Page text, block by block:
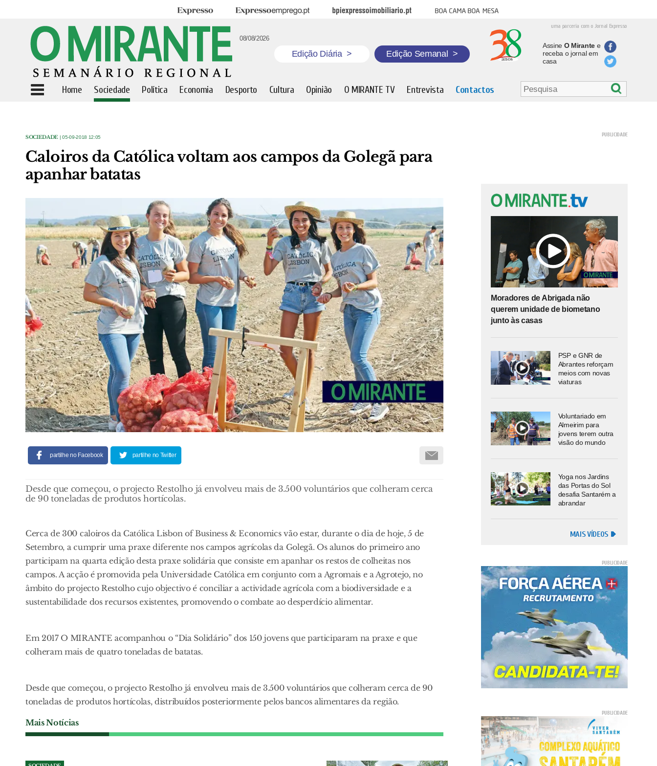
Expresso Expresso Emprego BPI Expresso Imobiliário Boa cama boa mesa
uma parceria com o Jornal Expresso
08/08/2026
Edição Diária > Edição Semanal >
Assine O Mirantee
receba o jornal em
casa
Home Sociedade Política Economia Desporto Cultura Opinião O MIRANTE TV Entrevista Contactos
SOCIEDADE | 05-09-2018 12:05
Caloiros da Católica voltam aos campos da Golegã para
apanhar batatas
partilhe no Facebook partilhe no Twitter
Desde que começou, o projecto Restolho já envolveu mais de 3.500 voluntários que colheram cerca
de 90 toneladas de produtos hortícolas.
Cerca de 300 caloiros da Católica Lisbon of Business & Economics vão estar, durante o dia de hoje, 5 de
Setembro, a cumprir uma praxe diferente nos campos agrícolas da Golegã. Os alunos do primeiro ano
participam na quarta edição desta praxe solidária que consiste em apanhar os restos de colheitas nos
campos. A acção é promovida pela Universidade Católica em conjunto com a Agromais e a Agrotejo, no
âmbito do projecto Restolho cujo objectivo é conciliar a actividade agrícola com a biodiversidade e a
sustentabilidade dos recursos existentes, promovendo o combate ao desperdício alimentar.
Em 2017 O MIRANTE acompanhou o “Dia Solidário” dos 150 jovens que participaram na praxe e que
colheram mais de quatro toneladas de batatas.
Desde que começou, o projecto Restolho já envolveu mais de 3.500 voluntários que colheram cerca de 90
toneladas de produtos hortícolas, distribuídos posteriormente pelos bancos alimentares da região.
Mais Notícias
Moradores de Abrigada não
querem unidade de biometano
junto às casas
PSP e GNR de
Abrantes reforçam
meios com novas
viaturas
Voluntariado em
Almeirim para
jovens terem outra
visão do mundo
Yoga nos Jardins
das Portas do Sol
desafia Santarém a
abrandar
MAIS VÍDEOS